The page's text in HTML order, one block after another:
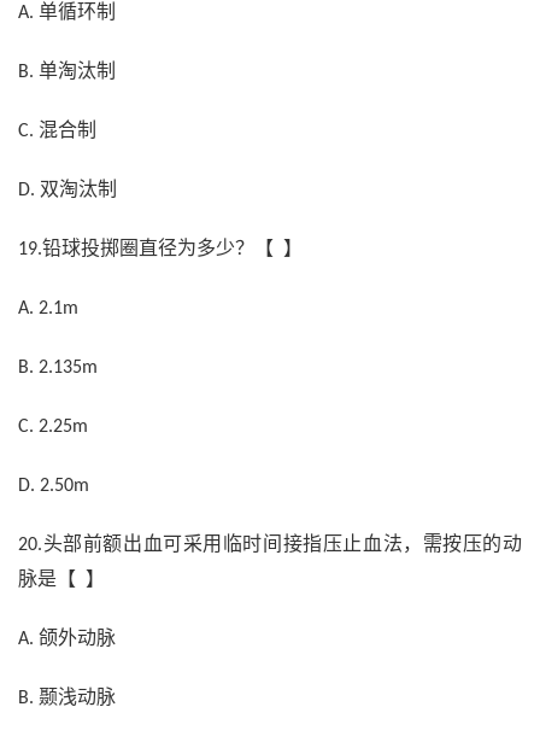
A. 单循环制
B. 单淘汰制
C. 混合制
D. 双淘汰制
19.铅球投掷圈直径为多少？【 】
A. 2.1m
B. 2.135m
C. 2.25m
D. 2.50m
20.头部前额出血可采用临时间接指压止血法，需按压的动
脉是【 】
A. 颌外动脉
B. 颞浅动脉